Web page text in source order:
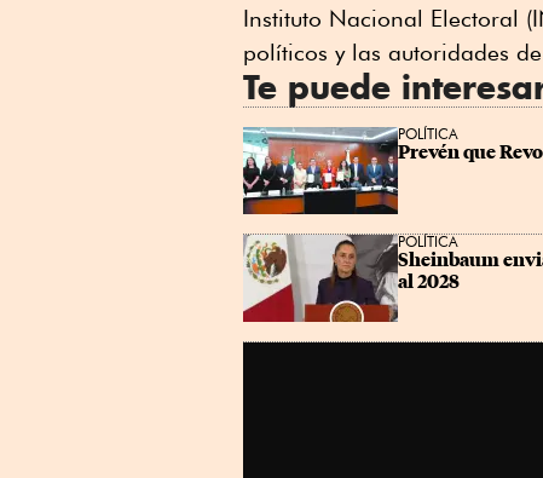
Instituto Nacional Electoral
políticos y las autoridades
Te puede
POLÍTICA
Prevén que
POLÍTICA
Sheinbaum
al 2028